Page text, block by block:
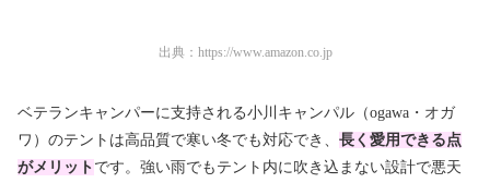
出典： https://www.amazon.co.jp
ベテランキャンパーに支持される小川キャンパル（ogawa・オガ
ワ）のテントは高品質で寒い冬でも対応でき、 長く愛用できる点
がメリット です。強い雨でもテント内に吹き込まない設計で悪天